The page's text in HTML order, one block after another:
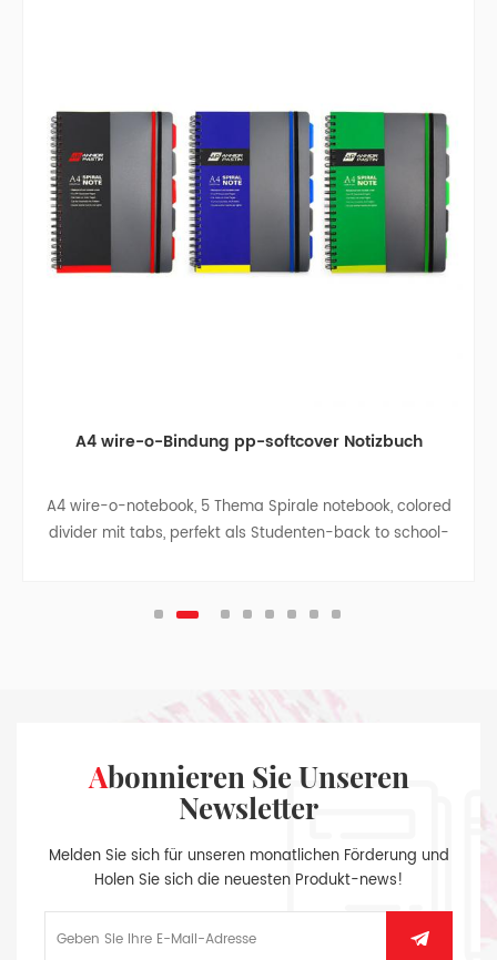
A4 wire-o-Bindung pp-softcover Notizbuch
A4 wire-o-notebook, 5 Thema Spirale notebook, colored
divider mit tabs, perfekt als Studenten-back to school-
Abonnieren Sie Unseren
Newsletter
Melden Sie sich für unseren monatlichen Förderung und
Holen Sie sich die neuesten Produkt-news!